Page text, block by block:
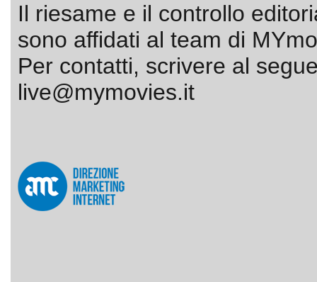
Il riesame e il controllo
sono affidati al team di
Per contatti, scrivere al
live@mymovies.it